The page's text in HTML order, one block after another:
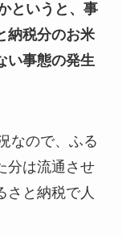
というと、事
納税分のお米
い事態の発生
なので、ふる
分は流通させ
さと納税で人